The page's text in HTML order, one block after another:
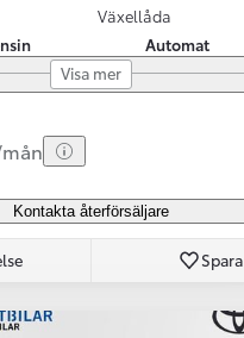
Växellåda
Automat
Visa mer
Kontakta återförsäljare
Spara